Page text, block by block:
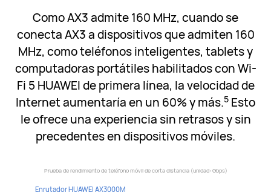
Como AX3 admite 160 MHz, cuando se
conecta AX3 a dispositivos que admiten 160
MHz, como teléfonos inteligentes, tablets y
computadoras portátiles habilitados con Wi-
Fi 5 HUAWEI de primera línea, la velocidad de
Internet aumentaría en un 60% y más.5 Esto
le ofrece una experiencia sin retrasos y sin
precedentes en dispositivos móviles.
Prueba de rendimiento de teléfono móvil de corta distancia (unidad: Gbps)
Enrutador HUAWEI AX3000M